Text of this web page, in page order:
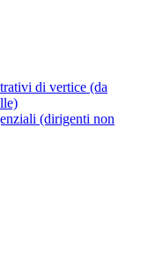
di vertice (da
(dirigenti non